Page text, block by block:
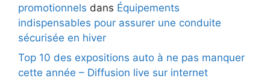
promotionnels dans Équipements
indispensables pour assurer une conduite
sécurisée en hiver
Top 10 des expositions auto à ne pas manquer
cette année – Diffusion live sur internet